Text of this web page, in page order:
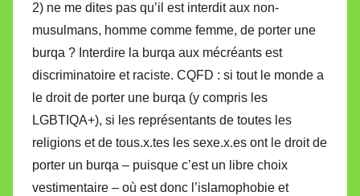
2) ne me dites pas qu’il est interdit aux non-
musulmans, homme comme femme, de porter une
burqa ? Interdire la burqa aux mécréants est
discriminatoire et raciste. CQFD : si tout le monde a
le droit de porter une burqa (y compris les
LGBTIQA+), si les représentants de toutes les
religions et de tous.x.tes les sexe.x.es ont le droit de
porter un burqa – puisque c’est un libre choix
vestimentaire – où est donc l’islamophobie et